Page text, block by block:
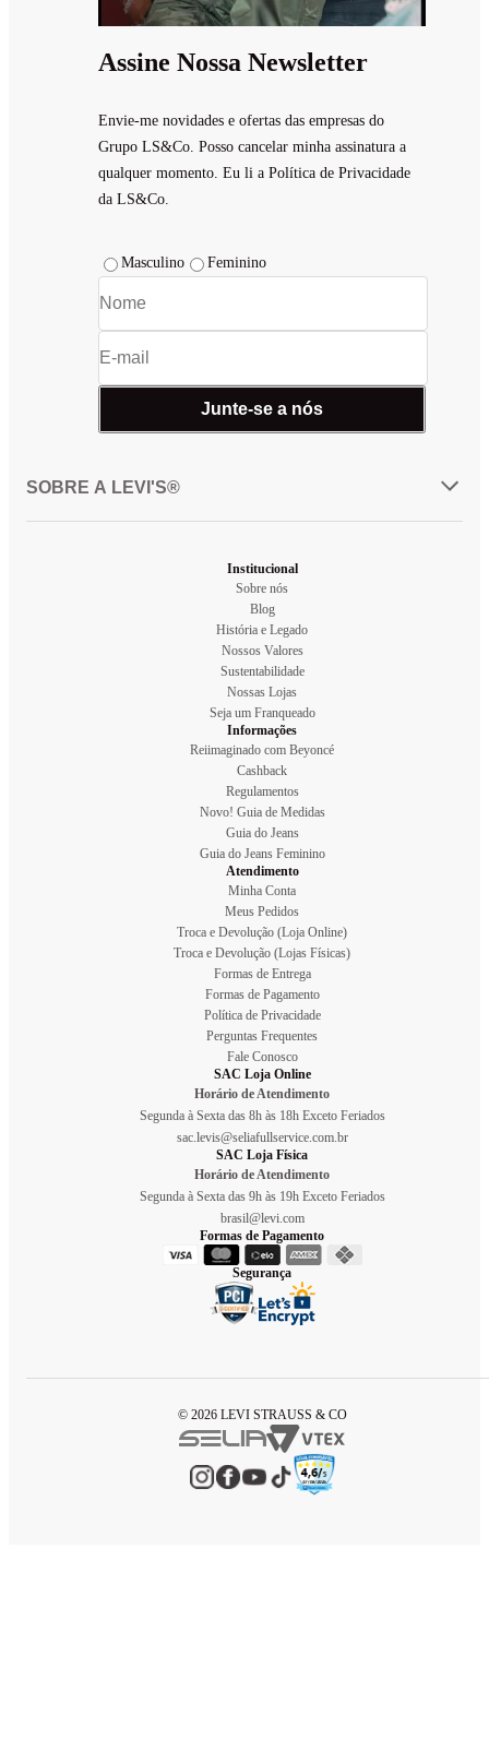
Assine Nossa Newsletter
Envie-me novidades e ofertas das empresas do
Grupo LS&Co. Posso cancelar minha assinatura a
qualquer momento. Eu li a Política de Privacidade
da LS&Co.
Masculino Feminino
Junte-se a nós
SOBRE A LEVI'S®
Institucional
Sobre nós
Blog
História e Legado
Nossos Valores
Sustentabilidade
Nossas Lojas
Seja um Franqueado
Informações
Reiimaginado com Beyoncé
Cashback
Regulamentos
Novo! Guia de Medidas
Guia do Jeans
Guia do Jeans Feminino
Atendimento
Minha Conta
Meus Pedidos
Troca e Devolução (Loja Online)
Troca e Devolução (Lojas Físicas)
Formas de Entrega
Formas de Pagamento
Política de Privacidade
Perguntas Frequentes
Fale Conosco
SAC Loja Online
Horário de Atendimento
Segunda à Sexta das 8h às 18h Exceto Feriados
sac.levis@seliafullservice.com.br
SAC Loja Física
Horário de Atendimento
Segunda à Sexta das 9h às 19h Exceto Feriados
brasil@levi.com
Formas de Pagamento
Segurança
© 2026 LEVI STRAUSS & CO